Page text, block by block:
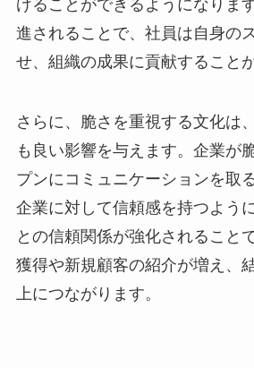
げることができるようになりま
進されることで、社員は自身の
せ、組織の成果に貢献すること
さらに、脆さを重視する文化は
も良い影響を与えます。企業が
プンにコミュニケーションを取
企業に対して信頼感を持つよう
との信頼関係が強化されること
獲得や新規顧客の紹介が増え、
上につながります。